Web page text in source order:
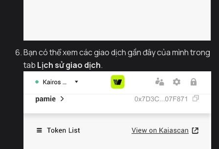
Bạn có thể xem các giao dịch gần đây của mình trong
tab Lịch sử giao dịch.